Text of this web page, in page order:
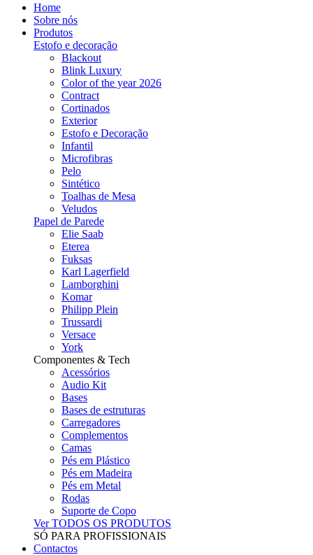
Home
Sobre nós
Produtos
Estofo e decoração
Blackout
Blink Luxury
Color of the year 2026
Contract
Cortinados
Exterior
Estofo e Decoração
Infantil
Microfibras
Pelo
Sintético
Toalhas de Mesa
Veludos
Papel de Parede
Elie Saab
Eterea
Fuksas
Karl Lagerfield
Lamborghini
Komar
Philipp Plein
Trussardi
Versace
York
Componentes & Tech
Acessórios
Audio Kit
Bases
Bases de estruturas
Carregadores
Complementos
Camas
Pés em Plástico
Pés em Madeira
Pés em Metal
Rodas
Suporte de Copo
Ver TODOS OS PRODUTOS
SÓ PARA PROFISSIONAIS
Contactos